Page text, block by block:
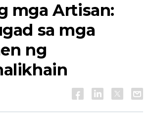
mga Artisan:
sa mga
ng